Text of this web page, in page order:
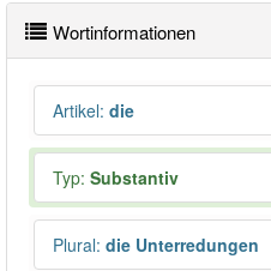
Wortinformationen
Artikel: die
Typ: Substantiv
Plural: die Unterredungen